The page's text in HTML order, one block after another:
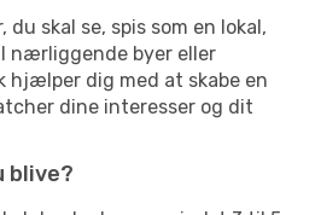
skal se, spis som en lokal,
nærliggende byer eller
hjælper dig med at skabe en
dine interesser og dit
blive?